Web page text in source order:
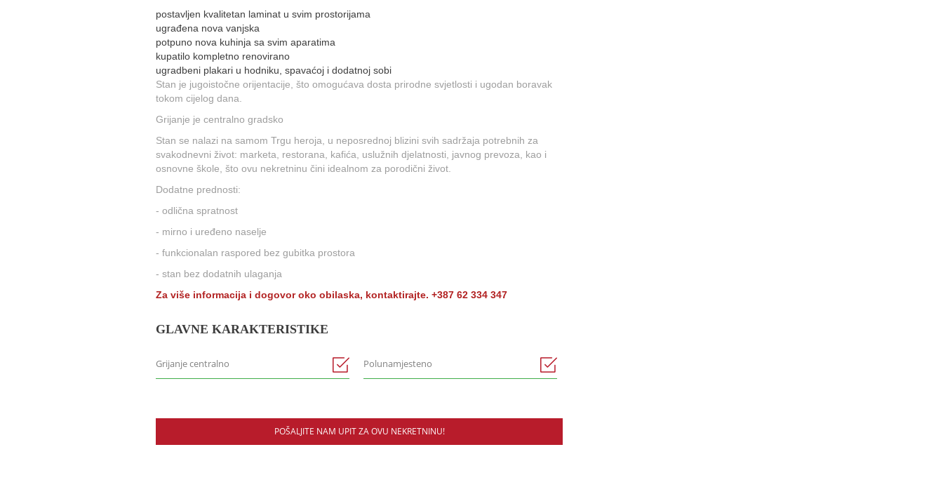
postavljen kvalitetan laminat u svim prostorijama
ugrađena nova vanjska
potpuno nova kuhinja sa svim aparatima
kupatilo kompletno renovirano
ugradbeni plakari u hodniku, spavaćoj i dodatnoj sobi
Stan je jugoistočne orijentacije, što omogućava dosta prirodne svjetlosti i ugodan boravak
tokom cijelog dana.
Grijanje je centralno gradsko
Stan se nalazi na samom Trgu heroja, u neposrednoj blizini svih sadržaja potrebnih za
svakodnevni život: marketa, restorana, kafića, uslužnih djelatnosti, javnog prevoza, kao i
osnovne škole, što ovu nekretninu čini idealnom za porodični život.
Dodatne prednosti:
- odlična spratnost
- mirno i uređeno naselje
- funkcionalan raspored bez gubitka prostora
- stan bez dodatnih ulaganja
Za više informacija i dogovor oko obilaska, kontaktirajte. +387 62 334 347
GLAVNE KARAKTERISTIKE
Grijanje centralno Polunamjesteno
POŠALJITE NAM UPIT ZA OVU NEKRETNINU!